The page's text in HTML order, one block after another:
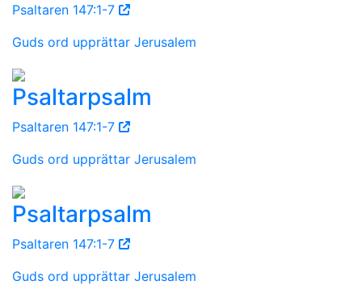
Psaltaren 147:1-7
Guds ord upprättar Jerusalem
Psaltarpsalm
Psaltaren 147:1-7
Guds ord upprättar Jerusalem
Psaltarpsalm
Psaltaren 147:1-7
Guds ord upprättar Jerusalem